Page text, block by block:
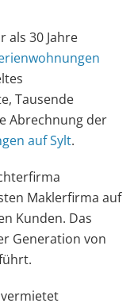
als 30 Jahre
Tausende
Abrechnung der
auf Sylt.
Maklerfirma auf
Kunden. Das
Generation von